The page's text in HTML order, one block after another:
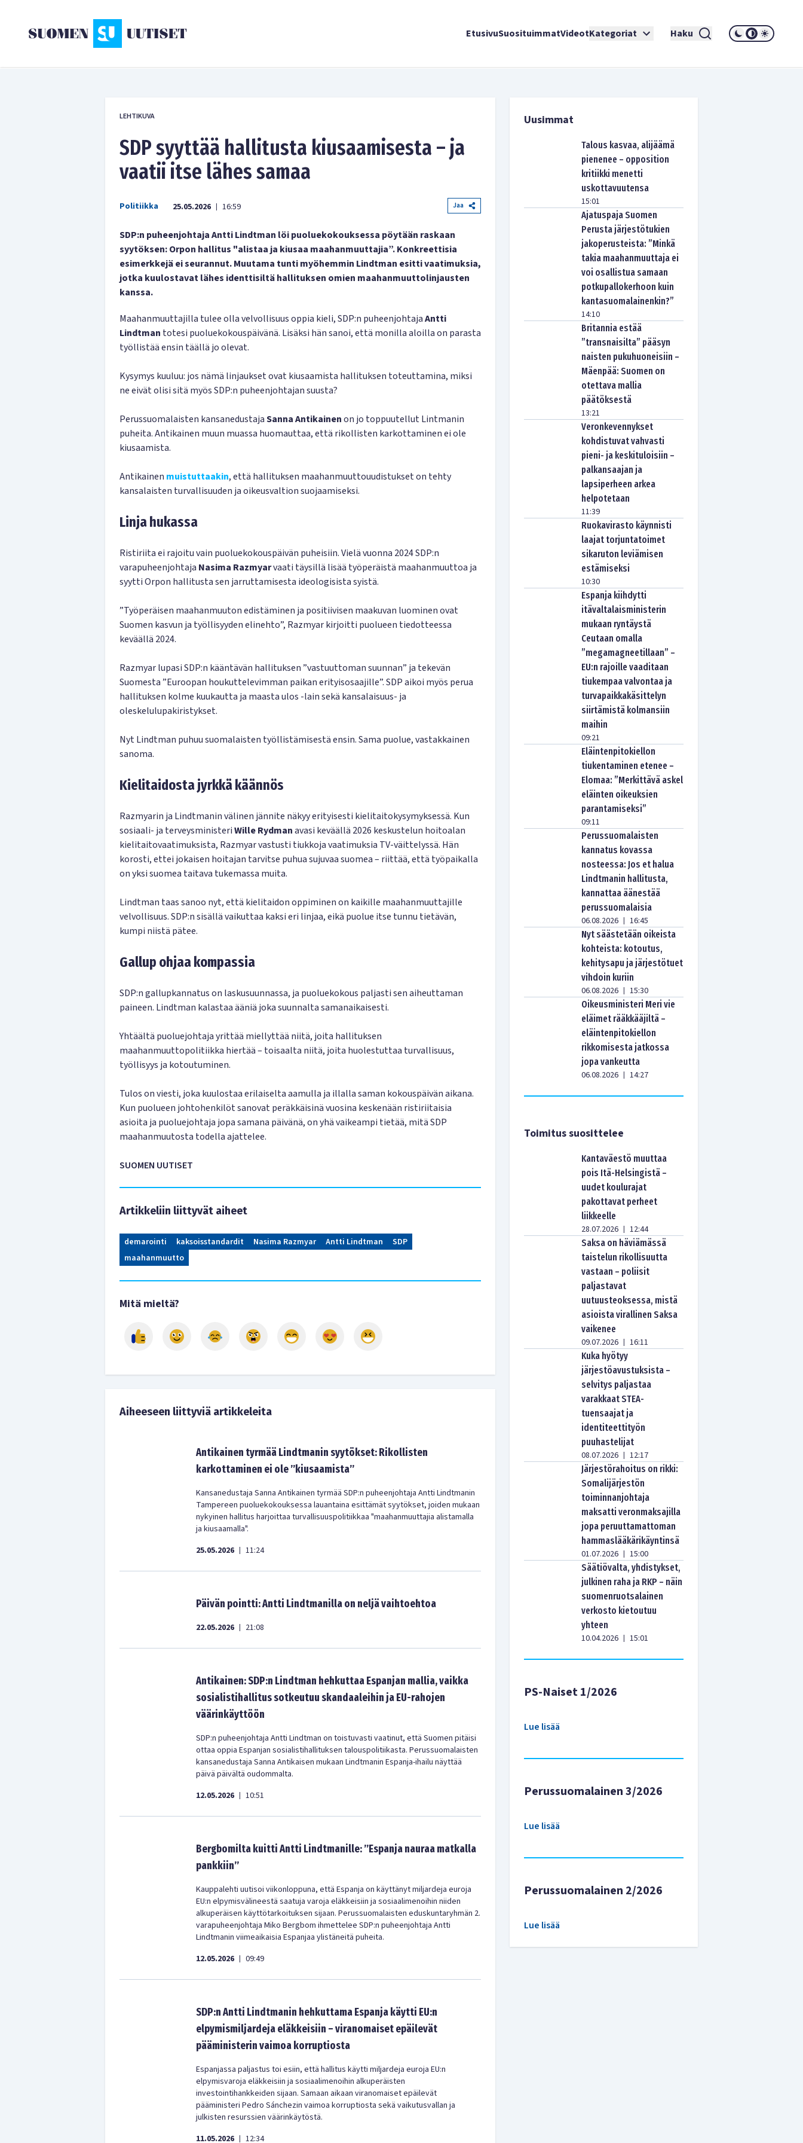
EtusivuSuosituimmatVideotKategoriat Haku
LEHTIKUVA
SDP syyttää hallitusta kiusaamisesta – ja
vaatii itse lähes samaa
Politiikka 25.05.2026 | 16:59 Jaa
SDP:n puheenjohtaja Antti Lindtman löi puoluekokouksessa pöytään raskaan
syytöksen: Orpon hallitus "alistaa ja kiusaa maahanmuuttajia”. Konkreettisia
esimerkkejä ei seurannut. Muutama tunti myöhemmin Lindtman esitti vaatimuksia,
jotka kuulostavat lähes identtisiltä hallituksen omien maahanmuuttolinjausten
kanssa.
Maahanmuuttajilla tulee olla velvollisuus oppia kieli, SDP:n puheenjohtajaAntti
Lindtman totesi puoluekokouspäivänä. Lisäksi hän sanoi, että monilla aloilla on parasta
työllistää ensin täällä jo olevat.
Kysymys kuuluu: jos nämä linjaukset ovat kiusaamista hallituksen toteuttamina, miksi
ne eivät olisi sitä myös SDP:n puheenjohtajan suusta?
Perussuomalaisten kansanedustajaSanna Antikainenon jo toppuutellut Lintmanin
puheita. Antikainen muun muassa huomauttaa, että rikollisten karkottaminen ei ole
kiusaamista.
Antikainen muistuttaakin, että hallituksen maahanmuuttouudistukset on tehty
kansalaisten turvallisuuden ja oikeusvaltion suojaamiseksi.
Linja hukassa
Ristiriita ei rajoitu vain puoluekokouspäivän puheisiin. Vielä vuonna 2024 SDP:n
varapuheenjohtaja Nasima Razmyarvaati täysillä lisää työperäistä maahanmuuttoa ja
syytti Orpon hallitusta sen jarruttamisesta ideologisista syistä.
”Työperäisen maahanmuuton edistäminen ja positiivisen maakuvan luominen ovat
Suomen kasvun ja työllisyyden elinehto”, Razmyar kirjoitti puolueen tiedotteessa
keväällä 2024.
Razmyar lupasi SDP:n kääntävän hallituksen ”vastuuttoman suunnan” ja tekevän
Suomesta ”Euroopan houkuttelevimman paikan erityisosaajille”. SDP aikoi myös perua
hallituksen kolme kuukautta ja maasta ulos -lain sekä kansalaisuus- ja
oleskelulupakiristykset.
Nyt Lindtman puhuu suomalaisten työllistämisestä ensin. Sama puolue, vastakkainen
sanoma.
Kielitaidosta jyrkkä käännös
Razmyarin ja Lindtmanin välinen jännite näkyy erityisesti kielitaitokysymyksessä. Kun
sosiaali- ja terveysministeriWille Rydmanavasi keväällä 2026 keskustelun hoitoalan
kielitaitovaatimuksista, Razmyar vastusti tiukkoja vaatimuksia TV-väittelyssä. Hän
korosti, ettei jokaisen hoitajan tarvitse puhua sujuvaa suomea – riittää, että työpaikalla
on yksi suomea taitava tukemassa muita.
Lindtman taas sanoo nyt, että kielitaidon oppiminen on kaikille maahanmuuttajille
velvollisuus. SDP:n sisällä vaikuttaa kaksi eri linjaa, eikä puolue itse tunnu tietävän,
kumpi niistä pätee.
Gallup ohjaa kompassia
SDP:n gallupkannatus on laskusuunnassa, ja puoluekokous paljasti sen aiheuttaman
paineen. Lindtman kalastaa ääniä joka suunnalta samanaikaisesti.
Yhtäältä puoluejohtaja yrittää miellyttää niitä, joita hallituksen
maahanmuuttopolitiikka hiertää – toisaalta niitä, joita huolestuttaa turvallisuus,
työllisyys ja kotoutuminen.
Tulos on viesti, joka kuulostaa erilaiselta aamulla ja illalla saman kokouspäivän aikana.
Kun puolueen johtohenkilöt sanovat peräkkäisinä vuosina keskenään ristiriitaisia
asioita ja puoluejohtaja jopa samana päivänä, on yhä vaikeampi tietää, mitä SDP
maahanmuutosta todella ajattelee.
SUOMEN UUTISET
Artikkeliin liittyvät aiheet
demarointi kaksoisstandardit Nasima Razmyar Antti Lindtman
SDP
maahanmuutto
Mitä mieltä?
Aiheeseen liittyviä artikkeleita
Antikainen tyrmää Lindtmanin syytökset: Rikollisten
karkottaminen ei ole ”kiusaamista”
Kansanedustaja Sanna Antikainen tyrmää SDP:n puheenjohtaja Antti Lindtmanin
Tampereen puoluekokouksessa lauantaina esittämät syytökset, joiden mukaan
nykyinen hallitus harjoittaa turvallisuuspolitiikkaa "maahanmuuttajia alistamalla
ja kiusaamalla".
25.05.2026 | 11:24
Päivän pointti: Antti Lindtmanilla on neljä vaihtoehtoa
22.05.2026 | 21:08
Antikainen: SDP:n Lindtman hehkuttaa Espanjan mallia, vaikka
sosialistihallitus sotkeutuu skandaaleihin ja EU-rahojen
väärinkäyttöön
SDP:n puheenjohtaja Antti Lindtman on toistuvasti vaatinut, että Suomen pitäisi
ottaa oppia Espanjan sosialistihallituksen talouspolitiikasta. Perussuomalaisten
kansanedustaja Sanna Antikaisen mukaan Lindtmanin Espanja-ihailu näyttää
päivä päivältä oudommalta.
12.05.2026 | 10:51
Bergbomilta kuitti Antti Lindtmanille: ”Espanja nauraa matkalla
pankkiin”
Kauppalehti uutisoi viikonloppuna, että Espanja on käyttänyt miljardeja euroja
EU:n elpymisvälineestä saatuja varoja eläkkeisiin ja sosiaalimenoihin niiden
alkuperäisen käyttötarkoituksen sijaan. Perussuomalaisten eduskuntaryhmän 2.
varapuheenjohtaja Miko Bergbom ihmettelee SDP:n puheenjohtaja Antti
Lindtmanin viimeaikaisia Espanjaa ylistäneitä puheita.
12.05.2026 | 09:49
SDP:n Antti Lindtmanin hehkuttama Espanja käytti EU:n
elpymismiljardeja eläkkeisiin – viranomaiset epäilevät
pääministerin vaimoa korruptiosta
Espanjassa paljastus toi esiin, että hallitus käytti miljardeja euroja EU:n
elpymisvaroja eläkkeisiin ja sosiaalimenoihin alkuperäisten
investointihankkeiden sijaan. Samaan aikaan viranomaiset epäilevät
pääministeri Pedro Sánchezin vaimoa korruptiosta sekä vaikutusvallan ja
julkisten resurssien väärinkäytöstä.
11.05.2026 | 12:34
Uusimmat
Talous kasvaa, alijäämä
pienenee – opposition
kritiikki menetti
uskottavuutensa
15:01
Ajatuspaja Suomen
Perusta järjestötukien
jakoperusteista: ”Minkä
takia maahanmuuttaja ei
voi osallistua samaan
potkupallokerhoon kuin
kantasuomalainenkin?”
14:10
Britannia estää
”transnaisilta” pääsyn
naisten pukuhuoneisiin –
Mäenpää: Suomen on
otettava mallia
päätöksestä
13:21
Veronkevennykset
kohdistuvat vahvasti
pieni- ja keskituloisiin –
palkansaajan ja
lapsiperheen arkea
helpotetaan
11:39
Ruokavirasto käynnisti
laajat torjuntatoimet
sikaruton leviämisen
estämiseksi
10:30
Espanja kiihdytti
itävaltalaisministerin
mukaan ryntäystä
Ceutaan omalla
”megamagneetillaan” –
EU:n rajoille vaaditaan
tiukempaa valvontaa ja
turvapaikkakäsittelyn
siirtämistä kolmansiin
maihin
09:21
Eläintenpitokiellon
tiukentaminen etenee –
Elomaa: ”Merkittävä askel
eläinten oikeuksien
parantamiseksi”
09:11
Perussuomalaisten
kannatus kovassa
nosteessa: Jos et halua
Lindtmanin hallitusta,
kannattaa äänestää
perussuomalaisia
06.08.2026 | 16:45
Nyt säästetään oikeista
kohteista: kotoutus,
kehitysapu ja järjestötuet
vihdoin kuriin
06.08.2026 | 15:30
Oikeusministeri Meri vie
eläimet rääkkääjiltä –
eläintenpitokiellon
rikkomisesta jatkossa
jopa vankeutta
06.08.2026 | 14:27
Toimitus suosittelee
Kantaväestö muuttaa
pois Itä-Helsingistä –
uudet koulurajat
pakottavat perheet
liikkeelle
28.07.2026 | 12:44
Saksa on häviämässä
taistelun rikollisuutta
vastaan – poliisit
paljastavat
uutuusteoksessa, mistä
asioista virallinen Saksa
vaikenee
09.07.2026 | 16:11
Kuka hyötyy
järjestöavustuksista –
selvitys paljastaa
varakkaat STEA-
tuensaajat ja
identiteettityön
puuhastelijat
08.07.2026 | 12:17
Järjestörahoitus on rikki:
Somalijärjestön
toiminnanjohtaja
maksatti veronmaksajilla
jopa peruuttamattoman
hammaslääkärikäyntinsä
01.07.2026 | 15:00
Säätiövalta, yhdistykset,
julkinen raha ja RKP – näin
suomenruotsalainen
verkosto kietoutuu
yhteen
10.04.2026 | 15:01
PS-Naiset 1/2026
Lue lisää
Perussuomalainen 3/2026
Lue lisää
Perussuomalainen 2/2026
Lue lisää